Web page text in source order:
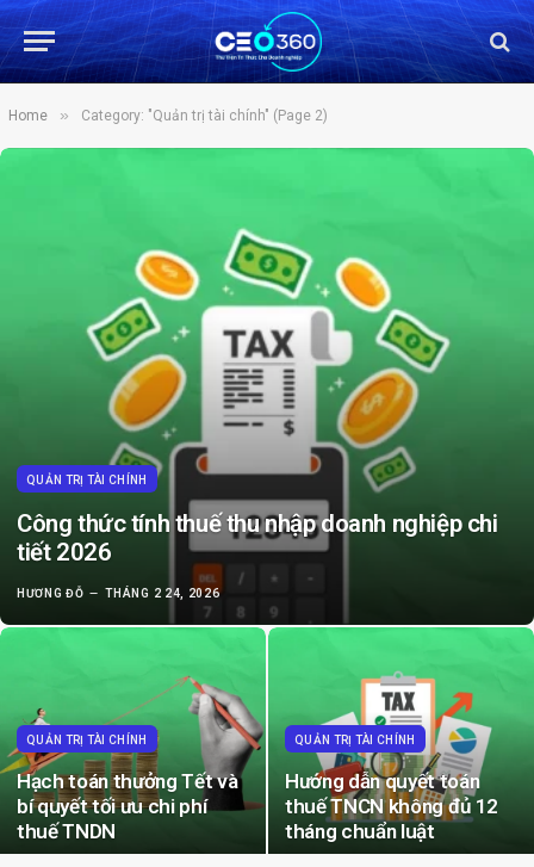
Home » Category: "Quản trị tài chính" (Page 2)
QUẢN TRỊ TÀI CHÍNH
Công thức tính thuế thu nhập doanh nghiệp chi
tiết 2026
HƯƠNG ĐỖ THÁNG 2 24, 2026
QUẢN TRỊ TÀI CHÍNH
Hạch toán thưởng Tết và
bí quyết tối ưu chi phí
thuế TNDN
QUẢN TRỊ TÀI CHÍNH
Hướng dẫn quyết toán
thuế TNCN không đủ 12
tháng chuẩn luật